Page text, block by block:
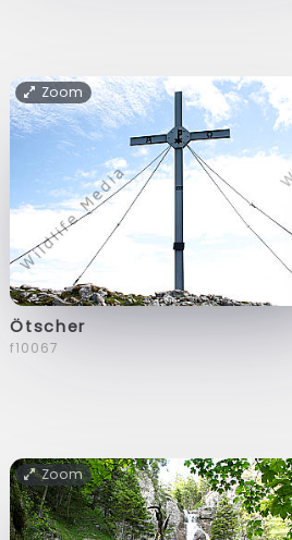
Zoom
Ötscher
f10067
Zoom